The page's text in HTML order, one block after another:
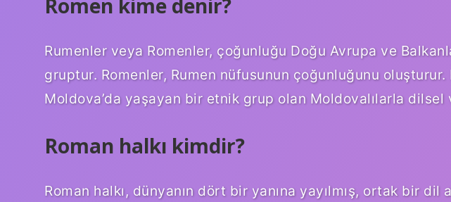
Romen kime denir?
Rumenler veya Romenler, çoğunluğu Doğu Avrupa ve
gruptur. Romenler, Rumen nüfusunun çoğunluğunu oluşturur.
Moldova’da yaşayan bir etnik grup olan Moldovalılarla dilsel
Roman halkı kimdir?
Roman halkı, dünyanın dört bir yanına yayılmış, ortak bir